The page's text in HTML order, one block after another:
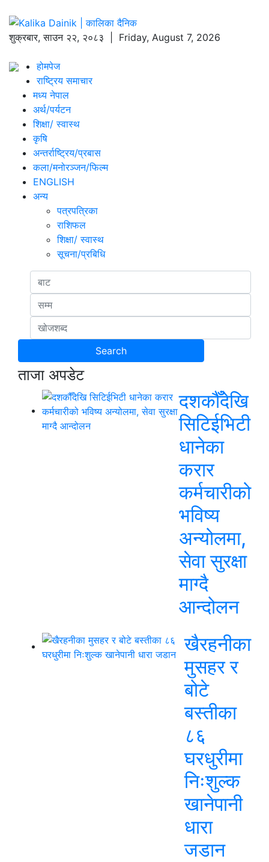
शुक्रबार,साउन २२, २०८३ | Friday, August 7, 2026
होमपेज
राष्ट्रिय समाचार
मध्य नेपाल
अर्थ/पर्यटन
शिक्षा/ स्वास्थ
कृषि
अन्तर्राष्ट्रिय/प्रबास
कला/मनोरञ्जन/फिल्म
ENGLISH
अन्य
पत्रपत्रिका
राशिफल
शिक्षा/ स्वास्थ
सूचना/प्रबिधि
ताजा अपडेट
दशकौँदेखि
सिटिईभिटी
धानेका
करार
कर्मचारीको
भविष्य
अन्योलमा,
सेवा सुरक्षा
माग्दै
आन्दोलन
खैरहनीका
मुसहर र
बोटे
बस्तीका
८६
घरधुरीमा
निःशुल्क
खानेपानी
धारा
जडान